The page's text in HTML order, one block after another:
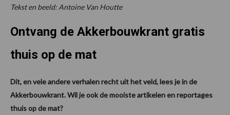
Tekst en beeld: Antoine Van Houtte
Ontvang de Akkerbouwkrant gratis
thuis op de mat
Dit, en vele andere verhalen recht uit het veld, lees je in de
Akkerbouwkrant. Wil je ook de mooiste artikelen en reportages
thuis op de mat?